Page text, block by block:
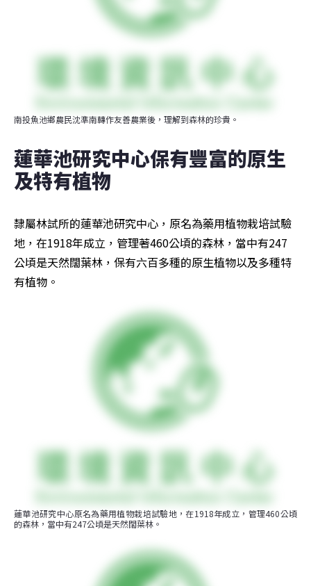
南投魚池鄉農民沈準南轉作友善農業後，理解到森林的珍貴。
蓮華池研究中心保有豐富的原生
及特有植物
隸屬林試所的蓮華池研究中心，原名為藥用植物栽培試驗
地，在1918年成立，管理著460公頃的森林，當中有247
公頃是天然闊葉林，保有六百多種的原生植物以及多種特
有植物。
蓮華池研究中心原名為藥用植物栽培試驗地，在1918年成立，管理460公頃
的森林，當中有247公頃是天然闊葉林。